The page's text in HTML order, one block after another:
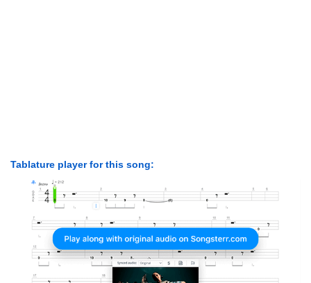
Tablature player for this song: